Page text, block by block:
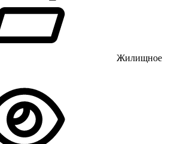
Жилищное